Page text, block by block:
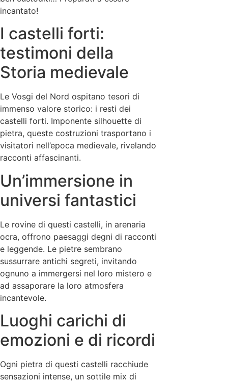
incantato!
I castelli forti:
testimoni della
Storia medievale
Le Vosgi del Nord ospitano tesori di
immenso valore storico: i resti dei
castelli forti. Imponente silhouette di
pietra, queste costruzioni trasportano i
visitatori nell’epoca medievale, rivelando
racconti affascinanti.
Un’immersione in
universi fantastici
Le rovine di questi castelli, in arenaria
ocra, offrono paesaggi degni di racconti
e leggende. Le pietre sembrano
sussurrare antichi segreti, invitando
ognuno a immergersi nel loro mistero e
ad assaporare la loro atmosfera
incantevole.
Luoghi carichi di
emozioni e di ricordi
Ogni pietra di questi castelli racchiude
sensazioni intense, un sottile mix di